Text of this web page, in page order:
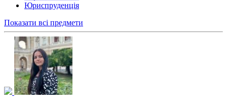
Юриспруденція
Показати всі предмети